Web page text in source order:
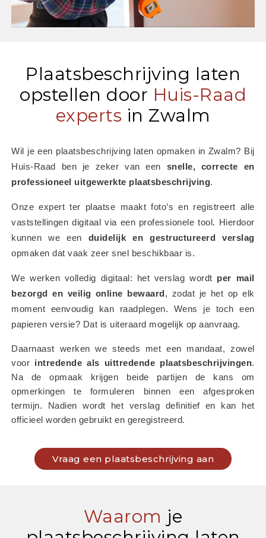
Plaatsbeschrijving laten
opstellen door Huis-Raad
experts in Zwalm
Wil je een plaatsbeschrijving laten opmaken in Zwalm? Bij
Huis-Raad ben je zeker van een snelle, correcte en
professioneel uitgewerkte plaatsbeschrijving.
Onze expert ter plaatse maakt foto’s en registreert alle
vaststellingen digitaal via een professionele tool. Hierdoor
kunnen we een duidelijk en gestructureerd verslag
opmaken dat vaak zeer snel beschikbaar is.
We werken volledig digitaal: het verslag wordt per mail
bezorgd en veilig online bewaard , zodat je het op elk
moment eenvoudig kan raadplegen. Wens je toch een
papieren versie? Dat is uiteraard mogelijk op aanvraag.
Daarnaast werken we steeds met een mandaat, zowel
voor intredende als uittredende plaatsbeschrijvingen.
Na de opmaak krijgen beide partijen de kans om
opmerkingen te formuleren binnen een afgesproken
termijn. Nadien wordt het verslag definitief en kan het
officieel worden gebruikt en geregistreerd.
Vraag een plaatsbeschrijving aan
Waarom je